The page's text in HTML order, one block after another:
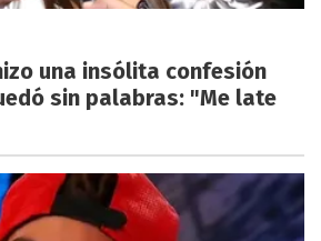
una insólita confesión
sin palabras: "Me late